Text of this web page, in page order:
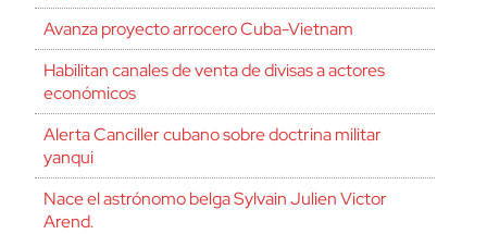
Avanza proyecto arrocero Cuba-Vietnam
Habilitan canales de venta de divisas a actores
económicos
Alerta Canciller cubano sobre doctrina militar
yanqui
Nace el astrónomo belga Sylvain Julien Victor
Arend.